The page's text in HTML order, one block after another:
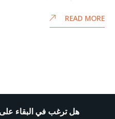
READ MORE
هل ترغب في البقاء على